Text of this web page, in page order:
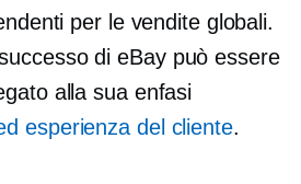
per le vendite globali.
di eBay può essere
alla sua enfasi
esperienza del cliente.